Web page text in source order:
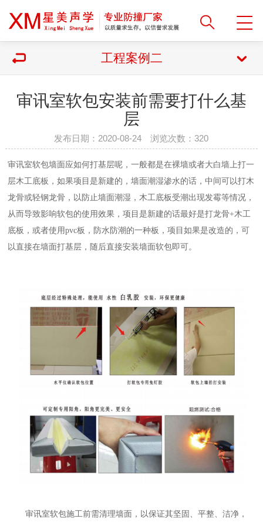
工程案例二
审讯室软包安装前需要打什么基
层
发布日期：2020-08-24 浏览次数：320
审讯室软包墙面应如何打基层呢，一般都是在裸墙或者大白墙上打一
层木工底板，如果项目是新建的，墙面潮湿渗水的话，中间可以打木
龙骨或轻钢龙骨，以防止墙面潮湿，木工底板受潮出现发霉等情况，
从而导致影响软包的使用效果，项目是新建的话最好是打龙骨+木工
底板，或者使用pvc板，防水防潮的一种板，项目如果是改造的，可
以直接在墙面打基层，随后直接安装墙面软包即可。
审讯室软包施工前需清理墙面，以保证其坚固、平整、洁净，